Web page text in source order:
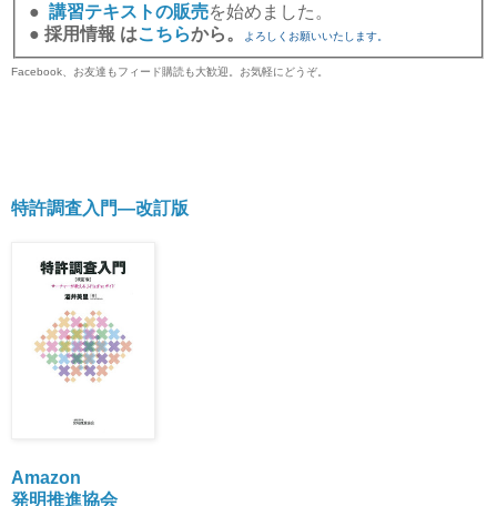
● 講習テキストの販売を始めました。
● 採用情報 はこちらから。 よろしくお願いいたします。
Facebook、お友達もフィード購読も大歓迎。お気軽にどうぞ。
特許調査入門―改訂版
Amazon
発明推進協会